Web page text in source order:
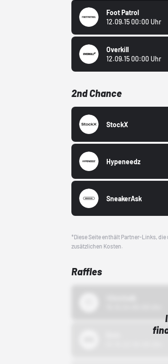
Foot Patrol
12.09.15 00:00 Uhr
Overkill
12.09.15 00:00 Uhr
2nd Chance
StockX
Hypeneedz
SneakerAsk
*Diese Seite enthält Partner-Links,
zusätzlichen Kosten.
Raffles